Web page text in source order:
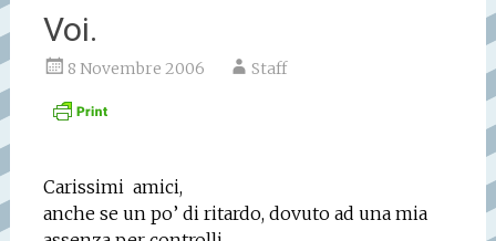
Voi.
8 Novembre 2006 Staff
Carissimi amici,
anche se un po’ di ritardo, dovuto ad una mia